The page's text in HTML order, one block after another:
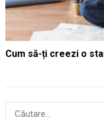
Cum să-ți creezi o
Caută